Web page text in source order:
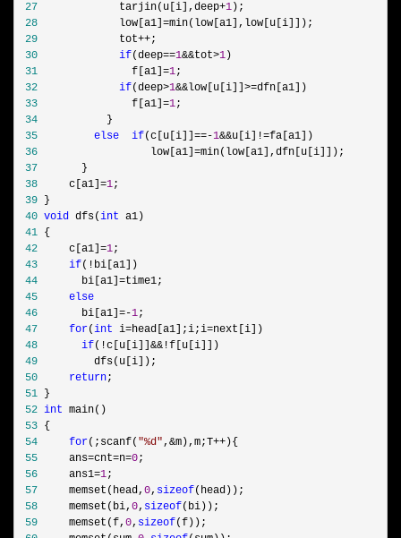
27
             tarjin(u[i],deep+
1
28
             low[a1]=
29
             tot++
30
if(deep==1&&tot>1
31
               f[a1]=
1
32
if(deep>1&&low[u[i]]>=
33
               f[a1]=
1
34
35
else if(c[u[i]]==-1&&u[i]!=
36
                  low[a1]=
37
38
     c[a1]=
1
39
40 void dfs(int
41
42
     c[a1]=
1
43
if(!
44
       bi[a1]=
45
else
46
       bi[a1]=-
1
47
for(int i=head[a1];i;i=
48
if(!c[u[i]]&&!
49
50
return
51
52 int
53
54
for(;scanf( "%d",&m),m;T++
55
     ans=cnt=n=
0
56
     ans1=
1
57
     memset(head,
0, sizeof
58
     memset(bi,
0, sizeof
59
     memset(f,
0, sizeof